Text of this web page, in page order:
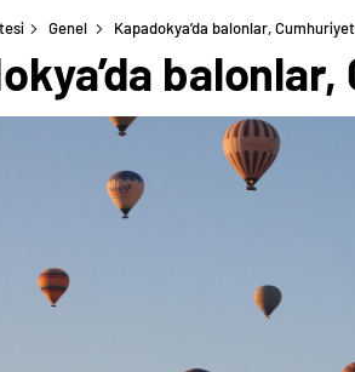
Genel Kapadokya’da balonlar,